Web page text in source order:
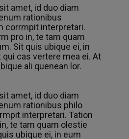
amet, id duo diam
rationibus
corrmpit interpretari.
pro in, te tam quam
Sit quis ubique ei, in
cas vertere mea ei. At
ali quenean lor.
amet, id duo diam
rationibus philo
interpretari. Tation
te tam quam olestie
ubique ei, in eum